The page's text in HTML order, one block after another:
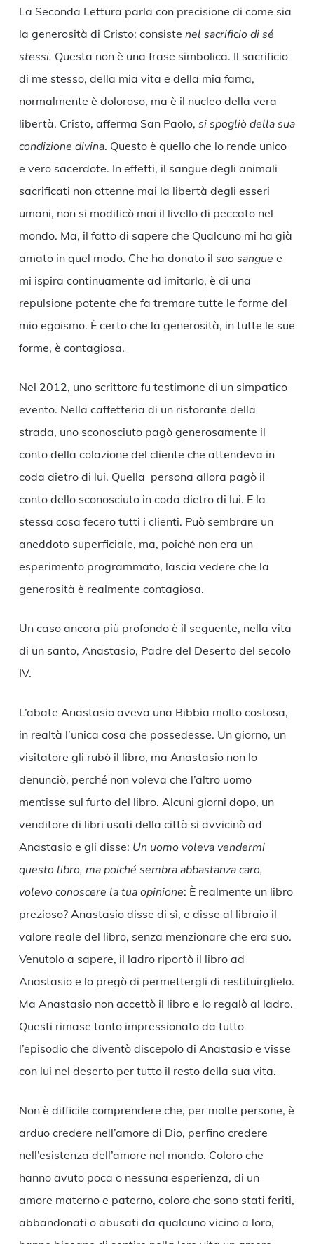
La Seconda Lettura parla con precisione di come sia
la generosità di Cristo: consiste nel sacrificio di sé
stessi. Questa non è una frase simbolica. Il sacrificio
di me stesso, della mia vita e della mia fama,
normalmente è doloroso, ma è il nucleo della vera
libertà. Cristo, afferma San Paolo, si spogliò della sua
condizione divina. Questo è quello che lo rende unico
e vero sacerdote. In effetti, il sangue degli animali
sacrificati non ottenne mai la libertà degli esseri
umani, non si modificò mai il livello di peccato nel
mondo. Ma, il fatto di sapere che Qualcuno mi ha già
amato in quel modo. Che ha donato il suo sangue e
mi ispira continuamente ad imitarlo, è di una
repulsione potente che fa tremare tutte le forme del
mio egoismo. È certo che la generosità, in tutte le sue
forme, è contagiosa.
Nel 2012, uno scrittore fu testimone di un simpatico
evento. Nella caffetteria di un ristorante della
strada, uno sconosciuto pagò generosamente il
conto della colazione del cliente che attendeva in
coda dietro di lui. Quella persona allora pagò il
conto dello sconosciuto in coda dietro di lui. E la
stessa cosa fecero tutti i clienti. Può sembrare un
aneddoto superficiale, ma, poiché non era un
esperimento programmato, lascia vedere che la
generosità è realmente contagiosa.
Un caso ancora più profondo è il seguente, nella vita
di un santo, Anastasio, Padre del Deserto del secolo
IV.
L’abate Anastasio aveva una Bibbia molto costosa,
in realtà l’unica cosa che possedesse. Un giorno, un
visitatore gli rubò il libro, ma Anastasio non lo
denunciò, perché non voleva che l’altro uomo
mentisse sul furto del libro. Alcuni giorni dopo, un
venditore di libri usati della città si avvicinò ad
Anastasio e gli disse: Un uomo voleva vendermi
questo libro, ma poiché sembra abbastanza caro,
volevo conoscere la tua opinione: È realmente un libro
prezioso? Anastasio disse di sì, e disse al libraio il
valore reale del libro, senza menzionare che era suo.
Venutolo a sapere, il ladro riportò il libro ad
Anastasio e lo pregò di permettergli di restituirglielo.
Ma Anastasio non accettò il libro e lo regalò al ladro.
Questi rimase tanto impressionato da tutto
l’episodio che diventò discepolo di Anastasio e visse
con lui nel deserto per tutto il resto della sua vita.
Non è difficile comprendere che, per molte persone, è
arduo credere nell’amore di Dio, perfino credere
nell’esistenza dell’amore nel mondo. Coloro che
hanno avuto poca o nessuna esperienza, di un
amore materno e paterno, coloro che sono stati feriti,
abbandonati o abusati da qualcuno vicino a loro,